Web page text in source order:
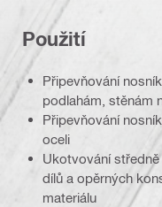
Použití
Připevňování
podlahám, stěnám
Připevňování
oceli
Ukotvování
dílů a opěrných
materiálu